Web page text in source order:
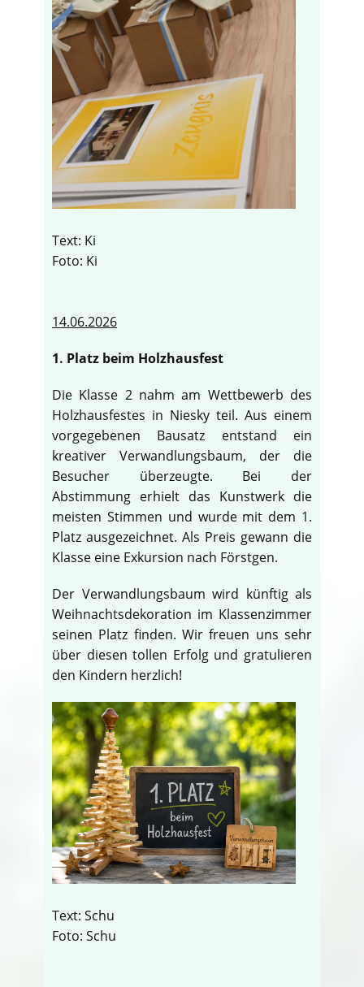
Text: Ki
Foto: Ki
14.06.2026
1. Platz beim Holzhausfest
Die Klasse 2 nahm am Wettbewerb des
Holzhausfestes in Niesky teil. Aus einem
vorgegebenen Bausatz entstand ein
kreativer Verwandlungsbaum, der die
Besucher überzeugte. Bei der
Abstimmung erhielt das Kunstwerk die
meisten Stimmen und wurde mit dem 1.
Platz ausgezeichnet. Als Preis gewann die
Klasse eine Exkursion nach Förstgen.
Der Verwandlungsbaum wird künftig als
Weihnachtsdekoration im Klassenzimmer
seinen Platz finden. Wir freuen uns sehr
über diesen tollen Erfolg und gratulieren
den Kindern herzlich!
Text: Schu
Foto: Schu